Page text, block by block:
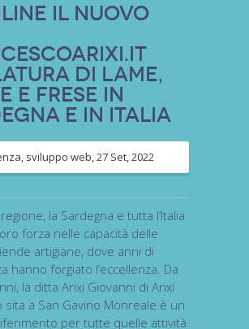
il nuovo
di lame,
e frese in
e in Italia
, sviluppo web,27 Set, 2022
la Sardegna e tutta l’Italia
forza nelle capacità delle
artigiane, dove anni di
hanno forgiato l’eccellenza. Da
la ditta Arixi Giovanni di Arixi
sita a San Gavino Monreale è un
per tutte quelle attività